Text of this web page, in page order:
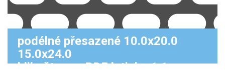
podélné přesazené 10.0x20.0
15.0x24.0
klikněte pro PDF k tisku 1:1